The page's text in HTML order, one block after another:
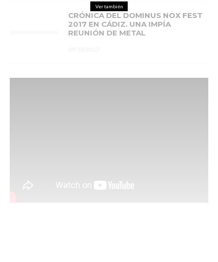
Ver también
CRÓNICA DEL DOMINUS NOX FEST
2017 EN CÁDIZ. UNA IMPÍA
REUNIÓN DE METAL